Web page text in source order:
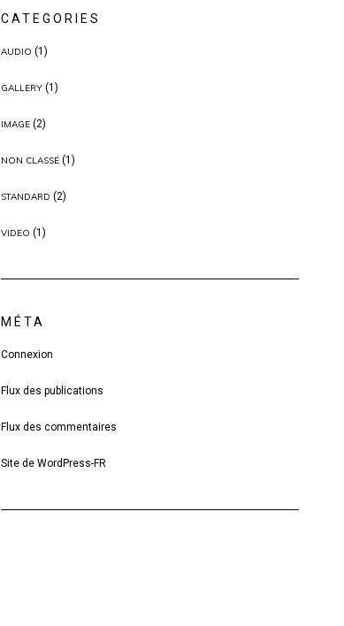
CATEGORIES
AUDIO (1)
GALLERY(1)
IMAGE(2)
NON CLASSÉ(1)
STANDARD (2)
VIDEO (1)
MÉTA
Connexion
Flux des publications
Flux des commentaires
Site de WordPress-FR